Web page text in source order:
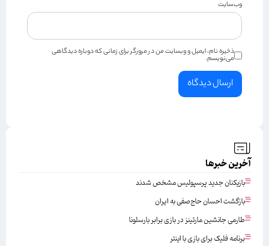
وب‌سایت
ذخیره نام، ایمیل و وبسایت من در مرورگر برای زمانی که دوباره دیدگاهی
می‌نویسم.
آخرین خبرها
بازیکنان جدید پرسپولیس مشخص شدند
بازگشت احسان حاج‌صفی به ایران
طارمی جانشین مارتینز در بازی برابر بارسلونا
برنامه فلیک برای بازی با اینتر